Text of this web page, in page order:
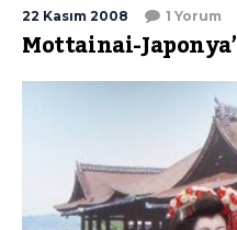
22 Kasım 2008 1 Yorum
Mottainai-